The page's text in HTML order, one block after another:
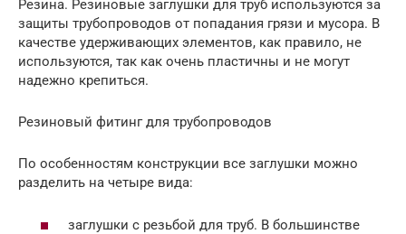
Резина. Резиновые заглушки для труб используются за
защиты трубопроводов от попадания грязи и мусора. В
качестве удерживающих элементов, как правило, не
используются, так как очень пластичны и не могут
надежно крепиться.
Резиновый фитинг для трубопроводов
По особенностям конструкции все заглушки можно
разделить на четыре вида:
заглушки с резьбой для труб. В большинстве